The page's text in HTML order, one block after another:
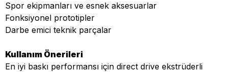
Spor ekipmanları ve esnek aksesuarlar
Fonksiyonel prototipler
Darbe emici teknik parçalar
Kullanım Önerileri
En iyi baskı performansı için direct drive ekstrüderli